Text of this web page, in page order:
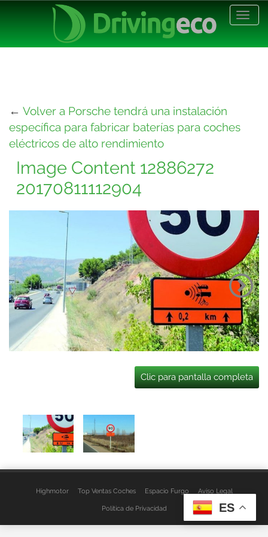
← Volver a Porsche tendrá una instalación
específica para fabricar baterías para coches
eléctricos de alto rendimiento
Image Content 12886272
20170811112904
Clic para pantalla completa
Highmotor Top Ventas Coches Espacio Furgo Aviso Legal
Política de Privacidad ES